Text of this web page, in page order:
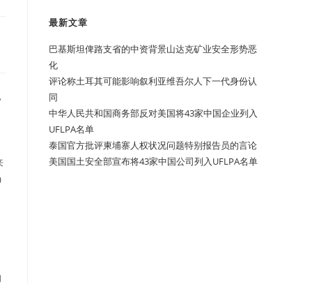
最新文章
巴基斯坦俾路支省的中资背景山达克矿业安全形势恶
化
评论称土耳其可能影响叙利亚维吾尔人下一代身份认
同
中华人民共和国商务部反对美国将43家中国企业列入
UFLPA名单
泰国官方批评柬埔寨人权状况问题特别报告员的言论
美国国土安全部宣布将43家中国公司列入UFLPA名单